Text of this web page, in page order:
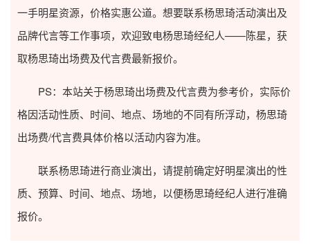
一手明星资源，价格实惠公道。想要联系杨思琦活动演出及
品牌代言等工作事项，欢迎致电杨思琦经纪人——陈星，获
取杨思琦出场费及代言费最新报价。
PS：本站关于杨思琦出场费及代言费为参考价，实际价
格因活动性质、时间、地点、场地的不同有所浮动，杨思琦
出场费/代言费具体价格以活动内容为准。
联系杨思琦进行商业演出，请提前确定好明星演出的性
质、预算、时间、地点、场地，以便杨思琦经纪人进行准确
报价。